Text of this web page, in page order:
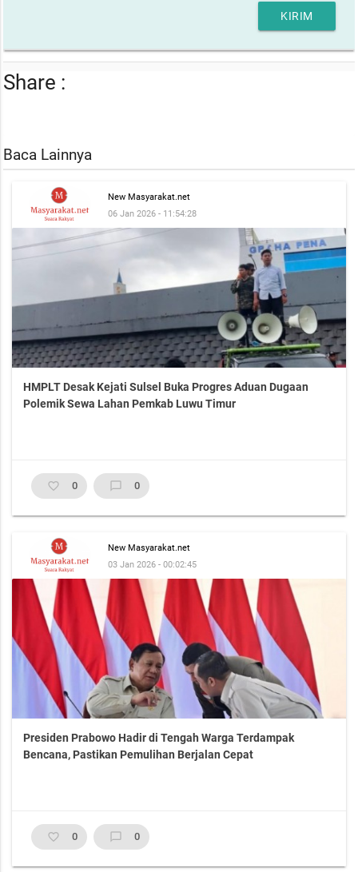
KIRIM
Share :
Baca Lainnya
New Masyarakat.net
06 Jan 2026 - 11:54:28
HMPLT Desak Kejati Sulsel Buka Progres Aduan Dugaan
Polemik Sewa Lahan Pemkab Luwu Timur
favorite_border 0 chat_bubble_outline 0
New Masyarakat.net
03 Jan 2026 - 00:02:45
Presiden Prabowo Hadir di Tengah Warga Terdampak
Bencana, Pastikan Pemulihan Berjalan Cepat
favorite_border 0 chat_bubble_outline 0